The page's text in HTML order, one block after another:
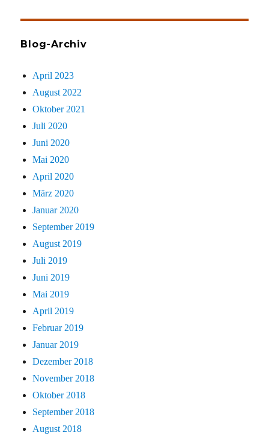
Blog-Archiv
April 2023
August 2022
Oktober 2021
Juli 2020
Juni 2020
Mai 2020
April 2020
März 2020
Januar 2020
September 2019
August 2019
Juli 2019
Juni 2019
Mai 2019
April 2019
Februar 2019
Januar 2019
Dezember 2018
November 2018
Oktober 2018
September 2018
August 2018